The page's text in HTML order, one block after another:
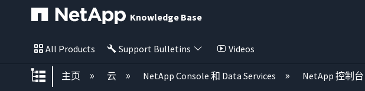
Knowledge Base
All Products Support Bulletins Videos
扩展/隐缩全局层次
主页 云 NetApp Console 和 Data Services NetApp 控制台